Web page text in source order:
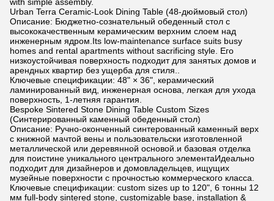
Urban Terra Ceramic-Look Dining Table (48-дюймовый стол)
Описание: Бюджетно-сознательный обеденный стол с
высококачественным керамическим верхним слоем над
инженерным ядром.Its low-maintenance surface suits busy
homes and rental apartments without sacrificing style. Его
низкоустойчивая поверхность подходит для занятых домов и
арендных квартир без ущерба для стиля..
Ключевые спецификации: 48" × 36", керамический
ламинированный вид, инженерная основа, легкая для ухода
поверхность, 1-летняя гарантия.
Bespoke Sintered Stone Dining Table Custom Sizes
(Синтерированный каменный обеденный стол)
Описание: Ручно-оконченный синтерованный каменный верх
с книжной мачтой вены и пользовательски изготовленной
металлической или деревянной основой.и базовая отделка
для поистине уникального центрального элементаИдеально
подходит для дизайнеров и домовладельцев, ищущих
музейные поверхности с прочностью коммерческого класса.
Ключевые спецификации: custom sizes up to 120", 6 тонны 12
мм full-body sintered stone, customizable base, installation &